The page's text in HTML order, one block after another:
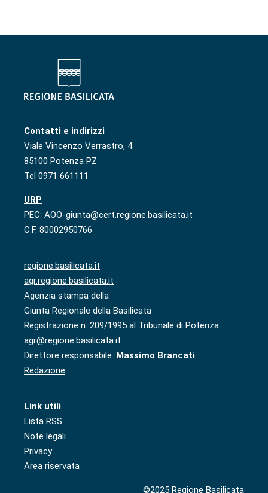
Contatti e indirizzi
Viale Vincenzo Verrastro, 4
85100 Potenza PZ
Tel 0971 661111
URP
PEC: AOO-giunta@cert.regione.basilicata.it
C.F. 80002950766
regione.basilicata.it
agr.regione.basilicata.it
Agenzia stampa della
Giunta Regionale della Basilicata
Registrazione n. 209/1995 al Tribunale di Potenza
agr@regione.basilicata.it
Direttore responsabile: Massimo Brancati
Redazione
Link utili
Lista RSS
Note legali
Privacy
Area riservata
©2025 Regione Basilicata